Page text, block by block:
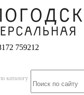
759212
каталогу